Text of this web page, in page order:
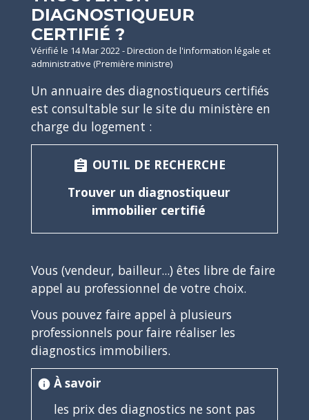
DIAGNOSTIQUEUR
CERTIFIÉ ?
Vérifié le 14 Mar 2022 - Direction de l'information légale et
administrative (Première ministre)
Un annuaire des diagnostiqueurs certifiés
est consultable sur le site du ministère en
charge du logement :
assignment OUTIL DE RECHERCHE
Trouver un diagnostiqueur
immobilier certifié
Vous (vendeur, bailleur...) êtes libre de faire
appel au professionnel de votre choix.
Vous pouvez faire appel à plusieurs
professionnels pour faire réaliser les
diagnostics immobiliers.
info À savoir
les prix des diagnostics ne sont pas